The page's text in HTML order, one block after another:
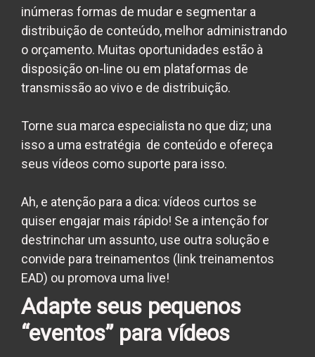
inúmeras formas de mudar e segmentar a
distribuição de conteúdo, melhor administrando
o orçamento. Muitas oportunidades estão à
disposição on-line ou em plataformas de
transmissão ao vivo e de distribuição.
Torne sua marca especialista no que diz; una
isso a uma estratégia de conteúdo e ofereça
seus vídeos como suporte para isso.
Ah, e atenção para a dica: vídeos curtos se
quiser engajar mais rápido! Se a intenção for
destrinchar um assunto, use outra solução e
convide para treinamentos (link treinamentos
EAD) ou promova uma live!
Adapte seus pequenos
“eventos” para vídeos